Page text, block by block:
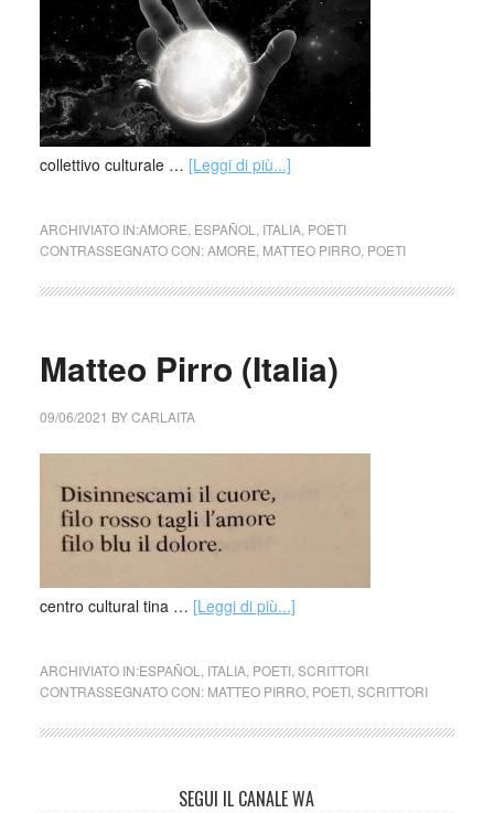
collettivo culturale … [Leggi di più...]
ARCHIVIATO IN:AMORE ESPAÑOL ITALIA, POETI
CONTRASSEGNATO CON:AMORE MATTEO PIRRO, POETI
Matteo Pirro (Italia)
09/06/2021 BYCARLAITA
centro cultural tina … [Leggi di più...]
ARCHIVIATO IN:ESPAÑOL ITALIA, POETI, SCRITTORI
CONTRASSEGNATO CON: MATTEO PIRRO, POETI, SCRITTORI
SEGUI IL CANALE WA